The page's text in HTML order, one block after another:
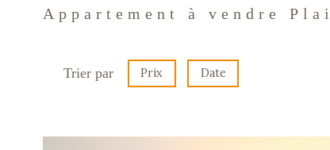
Appartement à vendre
Trier par Prix Date